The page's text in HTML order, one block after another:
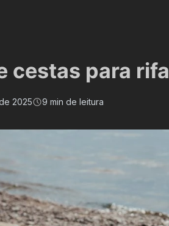
cestas para
2025 9 min de leitura